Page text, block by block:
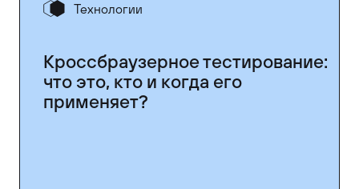
Технологии
Кроссбраузерное тестирование:
что это, кто и когда его
применяет?